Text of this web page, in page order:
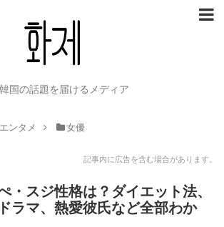
韓国の話題を届けるメディア
ンタメ 女優
記事内に広告を含む場合があります。
・スジ性格は？ダイエット法、
ラマ、熱愛彼氏など全部わか